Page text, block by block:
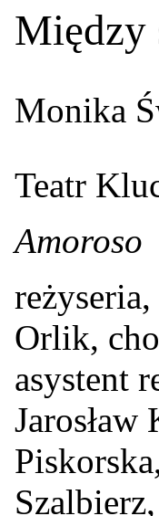
Między
Monika
Teatr
Amoroso
Orlik,
asystent